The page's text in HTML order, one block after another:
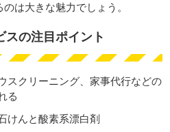
は大きな魅力でしょう。
スの注目ポイント
スクリーニング、家事代行などの
る
けんと酸素系漂白剤